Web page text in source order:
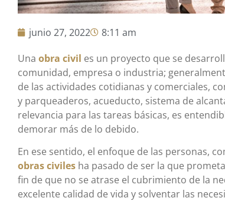
junio 27, 2022
8:11 am
Una obra civil es un proyecto que se
comunidad, empresa o industria;
de las actividades cotidianas y comerciales,
y parqueaderos, acueducto, sistema de
relevancia para las tareas básicas, es
demorar más de lo debido.
En ese sentido, el enfoque de las personas,
obras civiles ha pasado de ser la que
fin de que no se atrase el cubrimiento de la
excelente calidad de vida y solventar las